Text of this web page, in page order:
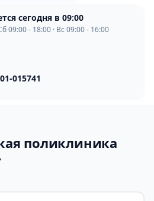
сегодня в 09:00
09:00 - 18:00 · Вс 09:00 - 16:00
015741
поликлиника